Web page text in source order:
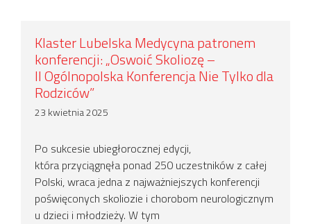
Klaster Lubelska Medycyna patronem
konferencji: „Oswoić Skoliozę –
II Ogólnopolska Konferencja Nie Tylko dla
Rodziców”
23 kwietnia 2025
Po sukcesie ubiegłorocznej edycji,
która przyciągnęła ponad 250 uczestników z całej
Polski, wraca jedna z najważniejszych konferencji
poświęconych skoliozie i chorobom neurologicznym
u dzieci i młodzieży. W tym